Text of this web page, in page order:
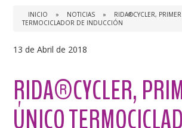
INICIO » NOTICIAS »
RIDA®CYCLER,
TERMOCICLADOR DE INDUCCIÓN
13 de Abril de 2018
RIDA®CYCLER,
ÚNICO